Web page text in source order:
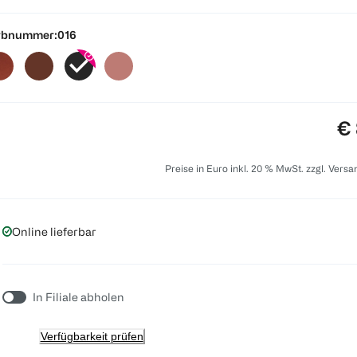
016
€
Preise in Euro inkl. 20 % MwSt. zzgl.
Online lieferbar
In Filiale abholen
Verfügbarkeit prüfen